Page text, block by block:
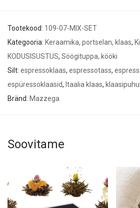
Tootekood: 109-07-MIX-SET
Kategooria: Keraamika, portselan, klaas,
KODUSISUSTUS, Söögituppa, kööki
Silt: espressoklaas, espressotass,
espüressoklaasid, Itaalia klaas,
Bränd: Mazzega
Soovitame